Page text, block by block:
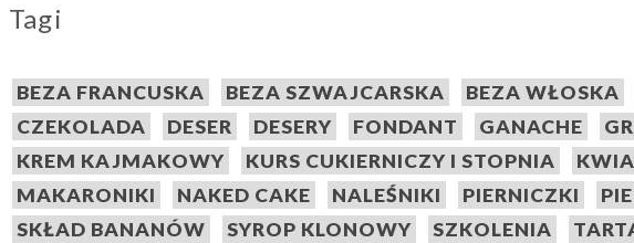
Tagi
BEZA FRANCUSKA BEZA SZWAJCARSKA BEZA WŁOSKA
CZEKOLADA
DESER DESERY FONDANT GANACHE
KREM KAJMAKOWY
KURS CUKIERNICZY I STOPNIA
MAKARONIKI
NAKED CAKE NALEŚNIKI PIERNICZKI
SKŁAD BANANÓW
SYROP KLONOWY SZKOLENIA